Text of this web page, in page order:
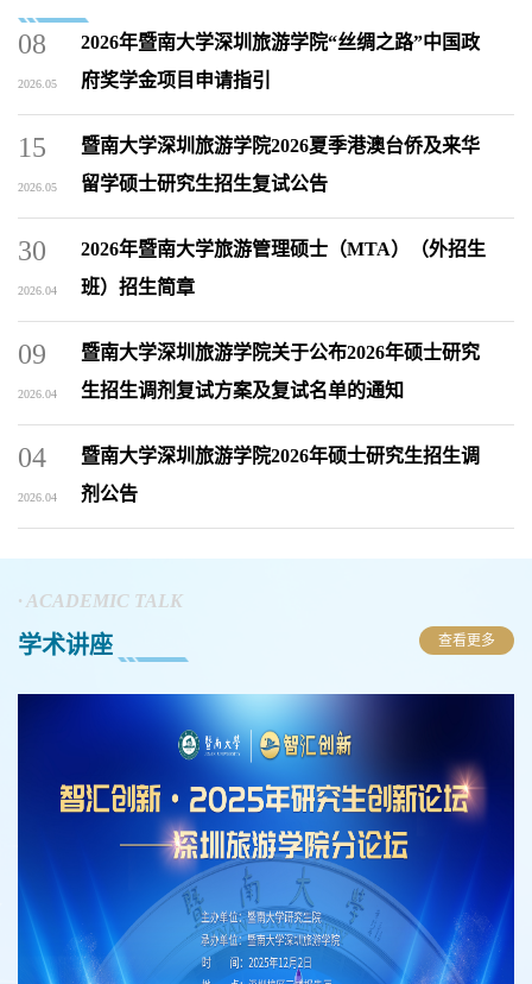
08
2026.05
2026年暨南大学深圳旅游学院“丝绸之路”中国政
府奖学金项目申请指引
15
2026.05
暨南大学深圳旅游学院2026夏季港澳台侨及来华
留学硕士研究生招生复试公告
30
2026.04
2026年暨南大学旅游管理硕士（MTA）（外招生
班）招生简章
09
2026.04
暨南大学深圳旅游学院关于公布2026年硕士研究
生招生调剂复试方案及复试名单的通知
04
2026.04
暨南大学深圳旅游学院2026年硕士研究生招生调
剂公告
· ACADEMIC TALK
学术讲座 查看更多